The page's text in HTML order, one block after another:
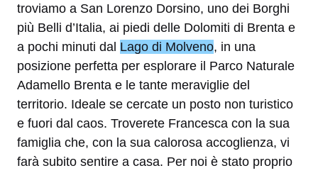
troviamo a San Lorenzo Dorsino, uno dei Borghi
più Belli d’Italia, ai piedi delle Dolomiti di Brenta e
a pochi minuti dal Lago di Molveno, in una
posizione perfetta per esplorare il Parco Naturale
Adamello Brenta e le tante meraviglie del
territorio. Ideale se cercate un posto non turistico
e fuori dal caos. Troverete Francesca con la sua
famiglia che, con la sua calorosa accoglienza, vi
farà subito sentire a casa. Per noi è stato proprio